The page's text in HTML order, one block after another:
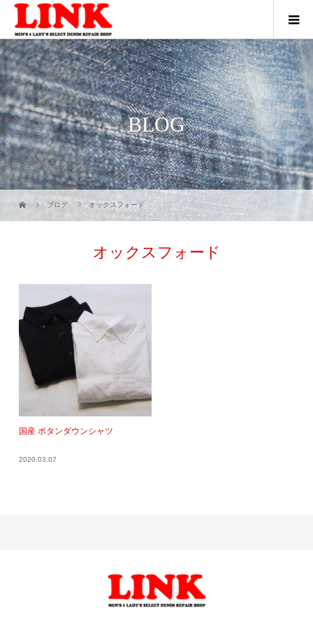
BLOG
ブログ オックスフォード
オックスフォード
国産 ボタンダウンシャツ
2020.03.07